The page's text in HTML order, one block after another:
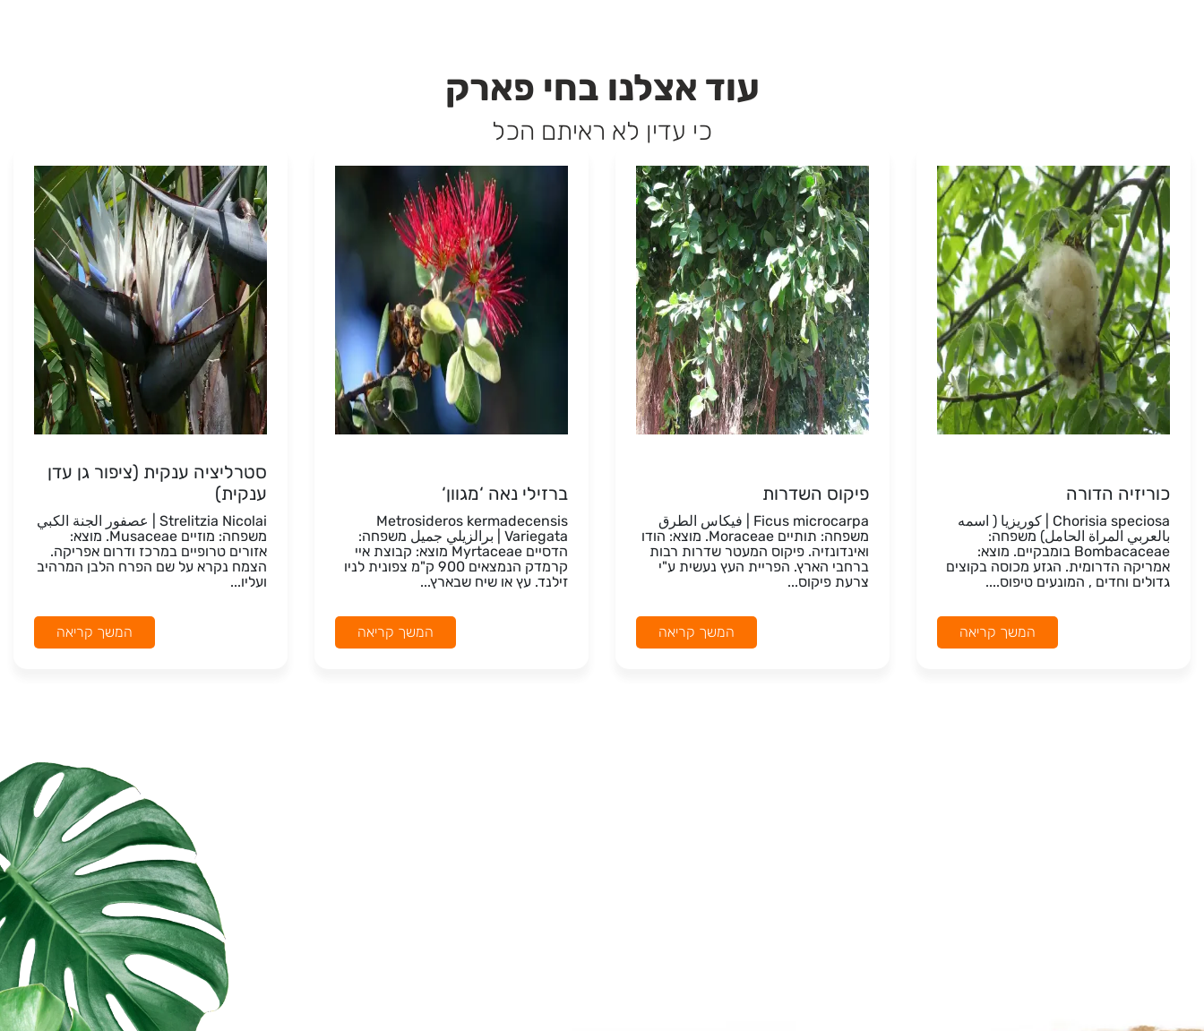
עוד אצלנו בחי פארק
כי עדין לא ראיתם הכל
כוריזיה הדורה
Chorisia speciosa | كوريزيا ( اسمه
بالعربي المراة الحامل) משפחה:
Bombacaceae בומבקיים. מוצא:
אמריקה הדרומית. הגזע מכוסה בקוצים
גדולים וחדים , המונעים טיפוס....
המשך קריאה
פיקוס השדרות
Ficus microcarpa | فيكاس الطرق
משפחה: תותיים Moraceae. מוצא: הודו
ואינדונזיה. פיקוס המעטר שדרות רבות
ברחבי הארץ. הפריית העץ נעשית ע"י
צרעת פיקוס...
המשך קריאה
ברזילי נאה ‘מגוון‘
Metrosideros kermadecensis
Variegata | برالزيلي جميل משפחה:
הדסיים Myrtaceae מוצא: קבוצת איי
קרמדק הנמצאים 900 ק"מ צפונית לניו
זילנד. עץ או שיח שבארץ...
המשך קריאה
סטרליציה ענקית (ציפור גן עדן
ענקית)
Strelitzia Nicolai | عصفور الجنة الكبي
משפחה: מוזיים Musaceae. מוצא:
אזורים טרופיים במרכז ודרום אפריקה.
הצמח נקרא על שם הפרח הלבן המרהיב
ועליו...
המשך קריאה